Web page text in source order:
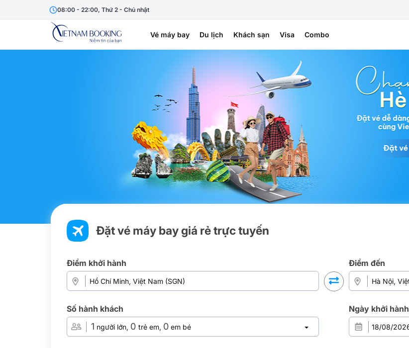
08:00 - 22:00, Thứ 2 - Chủ nhật
Vé máy bay Du lịch Khách sạn Visa Combo
Đặt vé máy bay giá rẻ trực tuyến
Điểm khởi hành Điểm đến
Số hành khách
1 người lớn, 0 trẻ em, 0 em bé
Ngày khởi hành